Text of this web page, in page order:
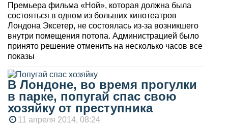
Премьера фильма «Ной», которая должна была
состояться в одном из больших кинотеатров
Лондона Эксетер, не состоялась из-за возникшего
внутри помещения потопа. Администрацией было
принято решение отменить на несколько часов все
показы
В Лондоне, во время прогулки
в парке, попугай спас свою
хозяйку от преступника
11 апреля 2014, 08:24